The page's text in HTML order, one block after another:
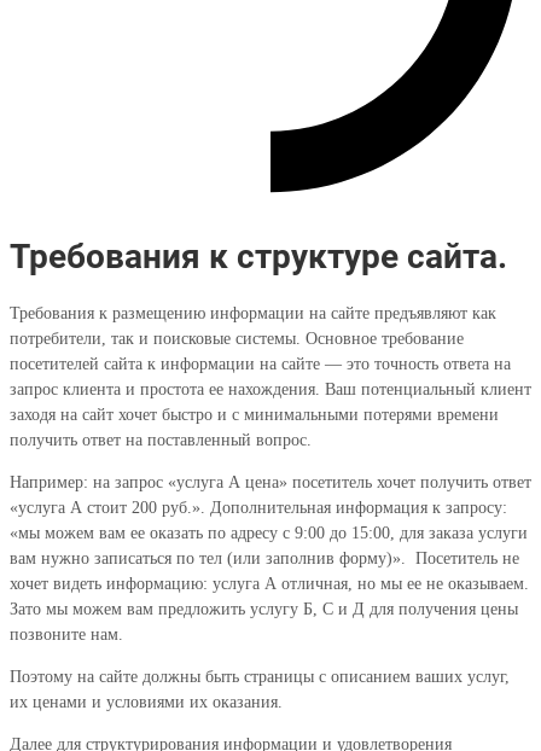
Требования к структуре сайта.
Требования к размещению информации на сайте предъявляют как
потребители, так и поисковые системы. Основное требование
посетителей сайта к информации на сайте — это точность ответа на
запрос клиента и простота ее нахождения. Ваш потенциальный клиент
заходя на сайт хочет быстро и с минимальными потерями времени
получить ответ на поставленный вопрос.
Например: на запрос «услуга А цена» посетитель хочет получить ответ
«услуга А стоит 200 руб.». Дополнительная информация к запросу:
«мы можем вам ее оказать по адресу с 9:00 до 15:00, для заказа услуги
вам нужно записаться по тел (или заполнив форму)». Посетитель не
хочет видеть информацию: услуга А отличная, но мы ее не оказываем.
Зато мы можем вам предложить услугу Б, С и Д для получения цены
позвоните нам.
Поэтому на сайте должны быть страницы с описанием ваших услуг,
их ценами и условиями их оказания.
Далее для структурирования информации и удовлетворения